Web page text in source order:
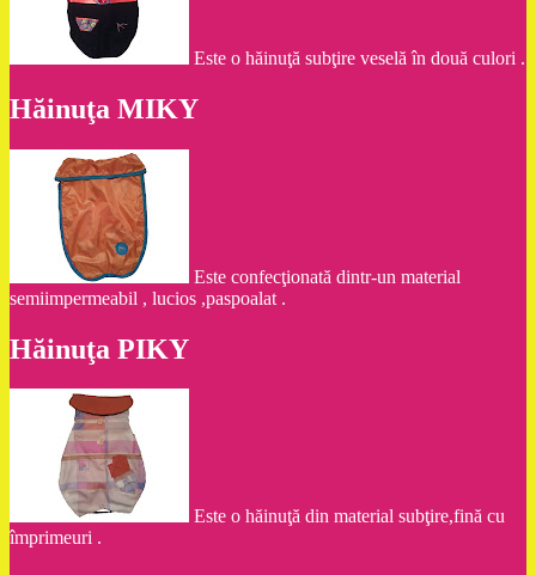
Este o hăinuţă subţire veselă în două culori .
Hăinuţa MIKY
Este confecţionată dintr-un material
semiimpermeabil , lucios ,paspoalat .
Hăinuţa PIKY
Este o hăinuţă din material subţire,fină cu
împrimeuri .